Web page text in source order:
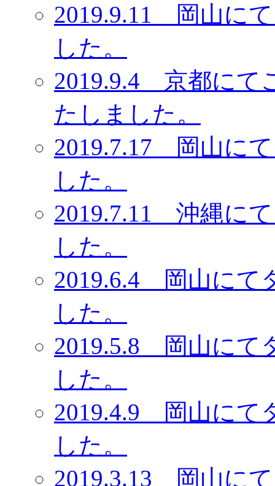
2019.9.11 岡山に
した。
2019.9.4 京都にて
たしました。
2019.7.17 岡山に
した。
2019.7.11 沖縄に
した。
2019.6.4 岡山にて
した。
2019.5.8 岡山にて
した。
2019.4.9 岡山にて
した。
2019.3.13 岡山に